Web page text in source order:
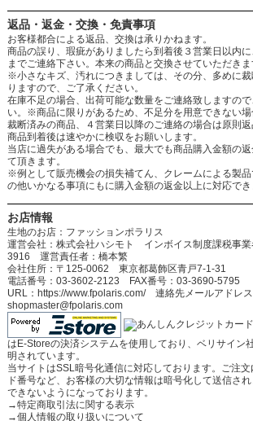
返品・返金・交換・免責事項
お客様都合による返品、交換は承りかねます。
商品の誤り、瑕疵がありましたら到着後３営業日以内
までご連絡下さい。本来の商品と交換させていただきま
※小さなキズ、汚れにつきましては、その分、多めに
りますので、ご了承ください。
在庫不足の場合、出荷可能な数量をご連絡致しますの
い。※商品に限りがあるため、不足分を用意できない場
裁断済みの商品、４営業日以降のご連絡の場合は原則返
商品到着後は速やかに検収をお願いします。
当店に過失がある場合でも、最大でも商品購入金額の
て頂きます。
※例として販売機会の損失補てん、クレームによる製
の他いかなる事項にもに購入金額の返金以上に対応でき
お店情報
生地のお店：ファッションポラリス
運営会社：株式会社ハシモト インボイス制度課税事
3916 運営責任者：橋本繁
会社住所：〒125-0062 東京都葛飾区青戸7-1-31
電話番号：03-3602-2123 FAX番号：03-3690-5795
URL：https://www.fpolaris.com/ 連絡先メールアドレス
shopmaster@fpolaris.com
はE-Storeの決済システムを使用しており、ベリサイン
明されています。
当サイトはSSL暗号化通信に対応しております。ご注
ド番号など、お客様の大切な情報は暗号化して送信さ
できないようになっております。
→特定商取引法に関する表示
→個人情報の取り扱いについて